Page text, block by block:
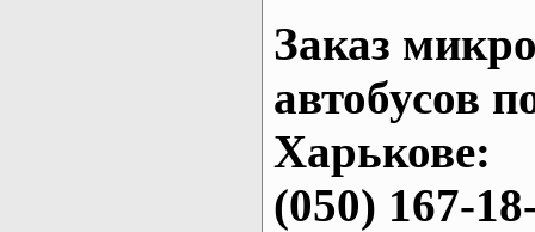
Заказ
автобусов
Харькове:
(050) 167-